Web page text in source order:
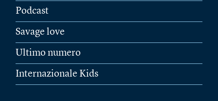
Podcast
Savage love
Ultimo numero
Internazionale Kids